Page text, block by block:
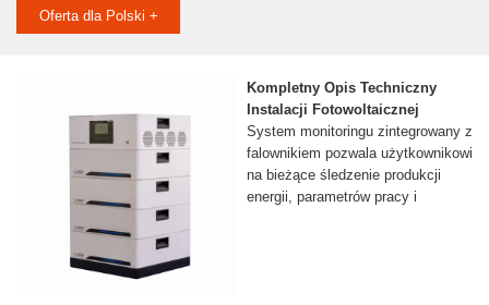
Oferta dla Polski +
Kompletny Opis Techniczny
Instalacji Fotowoltaicznej
System monitoringu zintegrowany z
falownikiem pozwala użytkownikowi
na bieżące śledzenie produkcji
energii, parametrów pracy i